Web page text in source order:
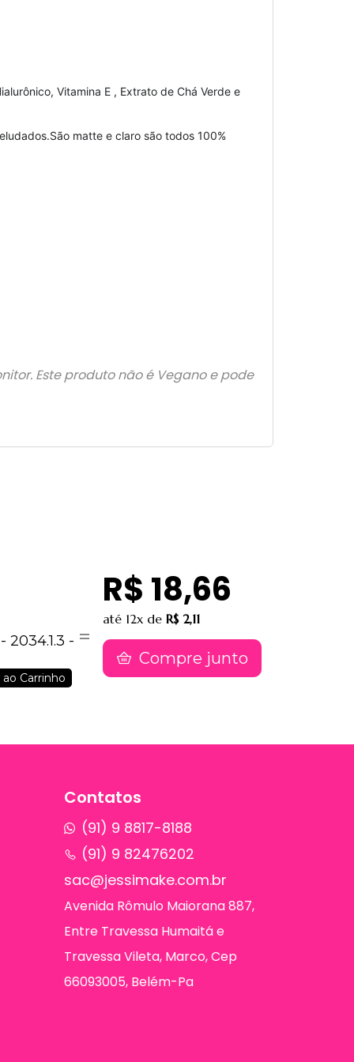
Vitamina E , Extrato de Chá Verde e
matte e claro são todos 100%
Este produto não é Vegano e pode
-
Carrinho
R$ 18,66
até 12x de R$ 2,11
Compre junto
Contatos
(91) 9 8817-8188
(91) 9 82476202
sac@jessimake.com.br
Avenida Rômulo Maiorana 887,
Entre Travessa Humaitá e
Travessa Vileta, Marco, Cep
66093005, Belém-Pa